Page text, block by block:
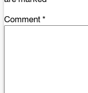
Comment*